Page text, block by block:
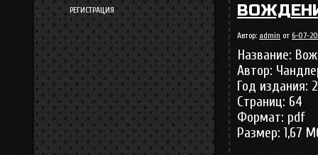
РЕГИСТРАЦИЯ
Автор: admin от 6-07-
Название:
Автор:
Год издания:
Страниц: 64
Формат: pdf
Размер: 1,67